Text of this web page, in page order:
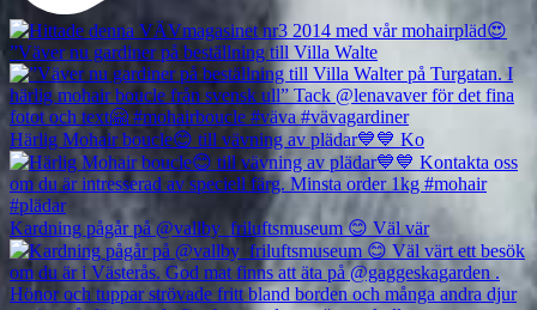
”Väver nu gardiner på beställning till Villa Walte
Härlig Mohair boucle😊 till vävning av plädar💙💙 Ko
Kardning pågår på @vallby_friluftsmuseum 😊 Väl vär